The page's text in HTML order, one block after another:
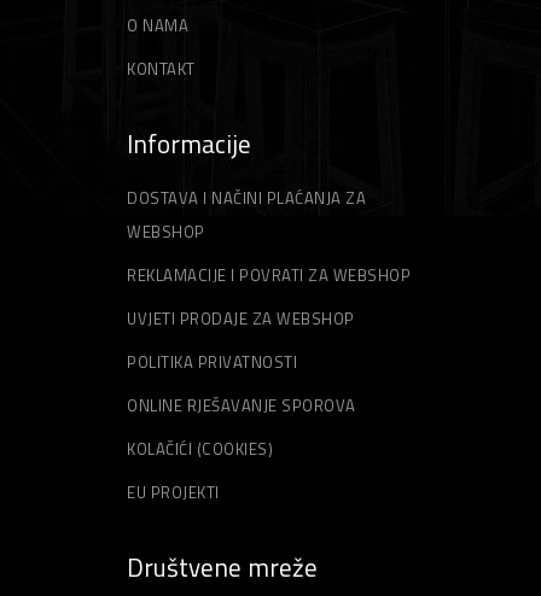
O NAMA
KONTAKT
Informacije
DOSTAVA I NAČINI PLAĆANJA ZA
WEBSHOP
REKLAMACIJE I POVRATI ZA WEBSHOP
UVJETI PRODAJE ZA WEBSHOP
POLITIKA PRIVATNOSTI
ONLINE RJEŠAVANJE SPOROVA
KOLAČIĆI (COOKIES)
EU PROJEKTI
Društvene mreže